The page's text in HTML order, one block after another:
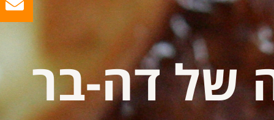
של דה-בר